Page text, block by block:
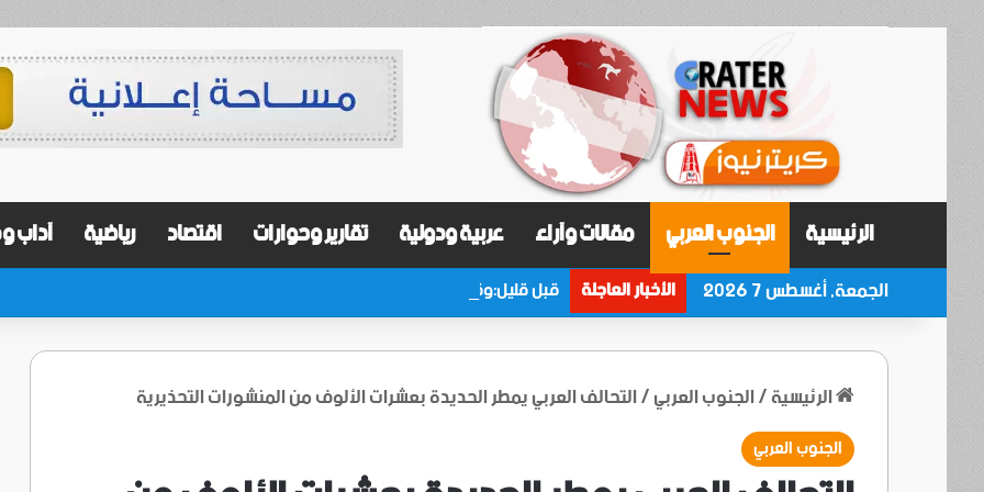
الرئيسية الجنوب العربي مقالات وآراء عربية ودولية تقارير وحوارات اقتصاد رياضية آداب
الجمعة, أغسطس 7 2026 الأخبار العاجلة
الرئيسية/الجنوب العربي/التحالف العربي يمطر الحديدة بعشرات الألوف من المنشورات التحذيرية
الجنوب العربي